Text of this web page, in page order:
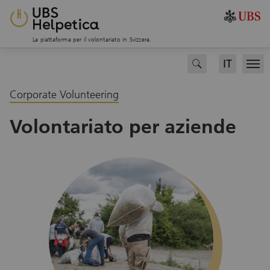
La piattaforma per il volontariato in Svizzera.
search IT
Corporate Volunteering
Volontariato per aziende